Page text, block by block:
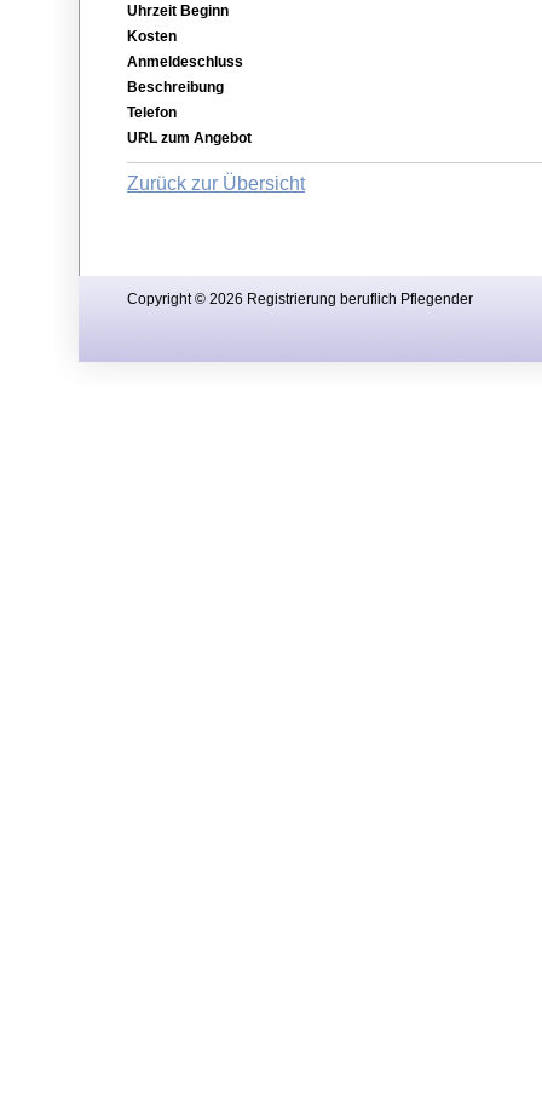
Uhrzeit Beginn
Kosten
Anmeldeschluss
Beschreibung
Telefon
URL zum Angebot
Zurück zur Übersicht
Copyright © 2026 Registrierung beruflich Pflegender